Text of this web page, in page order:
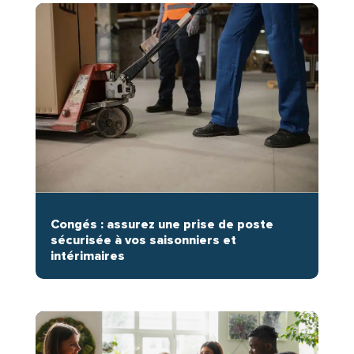
Congés : assurez une prise de poste
sécurisée à vos saisonniers et
intérimaires